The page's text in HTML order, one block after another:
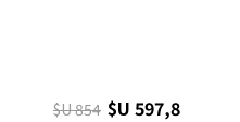
$U 854 $U 597,8